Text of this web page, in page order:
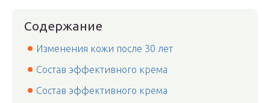
Содержание
Изменения кожи после 30 лет
Состав эффективного крема
Состав эффективного крема